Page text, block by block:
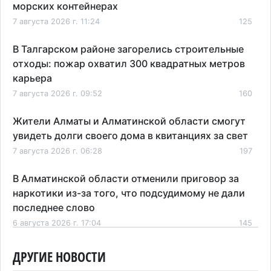
морских контейнерах
7 августа 2026 г. 11:24 125
В Талгарском районе загорелись строительные
отходы: пожар охватил 300 квадратных метров
карьера
7 августа 2026 г. 09:52 160
Жители Алматы и Алматинской области смогут
увидеть долги своего дома в квитанциях за свет
7 августа 2026 г. 06:28 197
В Алматинской области отменили приговор за
наркотики из-за того, что подсудимому не дали
последнее слово
6 августа 2026 г. 17:04 145
Проезд по БАКАД резко подорожал: в
Алматинской области начали действовать новые
ДРУГИЕ НОВОСТИ